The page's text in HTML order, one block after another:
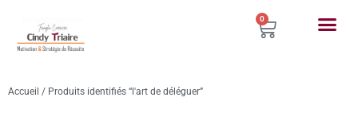
0
Accueil / Produits identifiés “l'art de déléguer”